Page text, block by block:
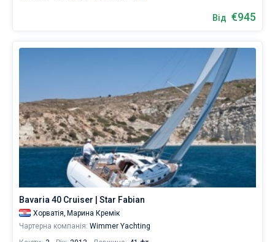
Від €945
Bavaria 40 Cruiser | Star Fabian
Хорватія, Марина Кремік
Чартерна компанія: Wimmer Yachting